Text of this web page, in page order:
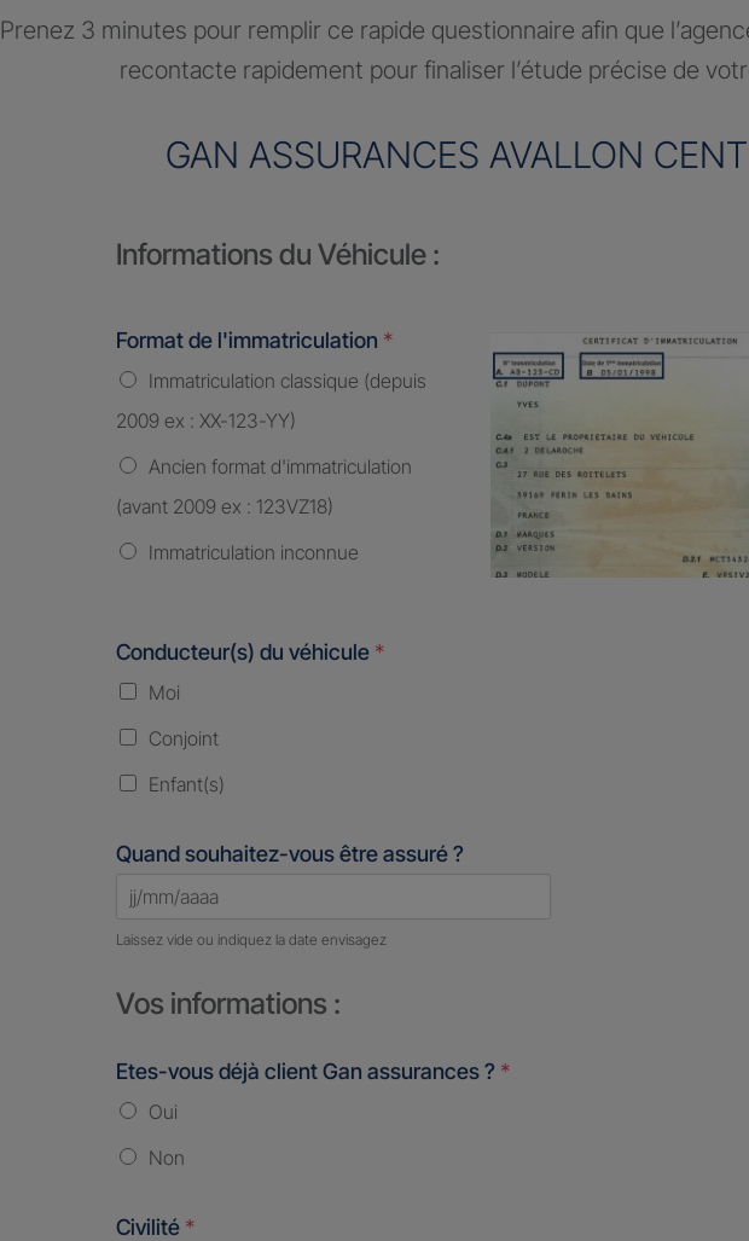
Prenez 3 minutes pour remplir ce rapide questionnaire afin que
recontacte rapidement pour finaliser l’étude précise de
GAN ASSURANCES AVALLON
Informations du Véhicule :
Format de l'immatriculation *
Immatriculation classique (depuis
2009 ex : XX-123-YY)
Ancien format d'immatriculation
(avant 2009 ex : 123VZ18)
Immatriculation inconnue
Conducteur(s) du véhicule *
Moi
Conjoint
Enfant(s)
Quand souhaitez-vous être assuré ?
Laissez vide ou indiquez la date envisagez
Vos informations :
Etes-vous déjà client Gan assurances ? *
Oui
Non
Civilité *